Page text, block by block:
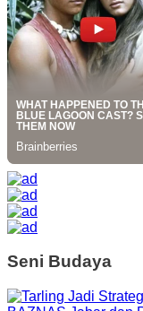
Seni Budaya